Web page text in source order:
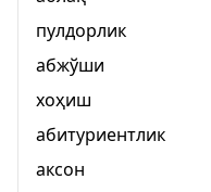
пулдорлик
абжўши
хоҳиш
абитуриентлик
аксон